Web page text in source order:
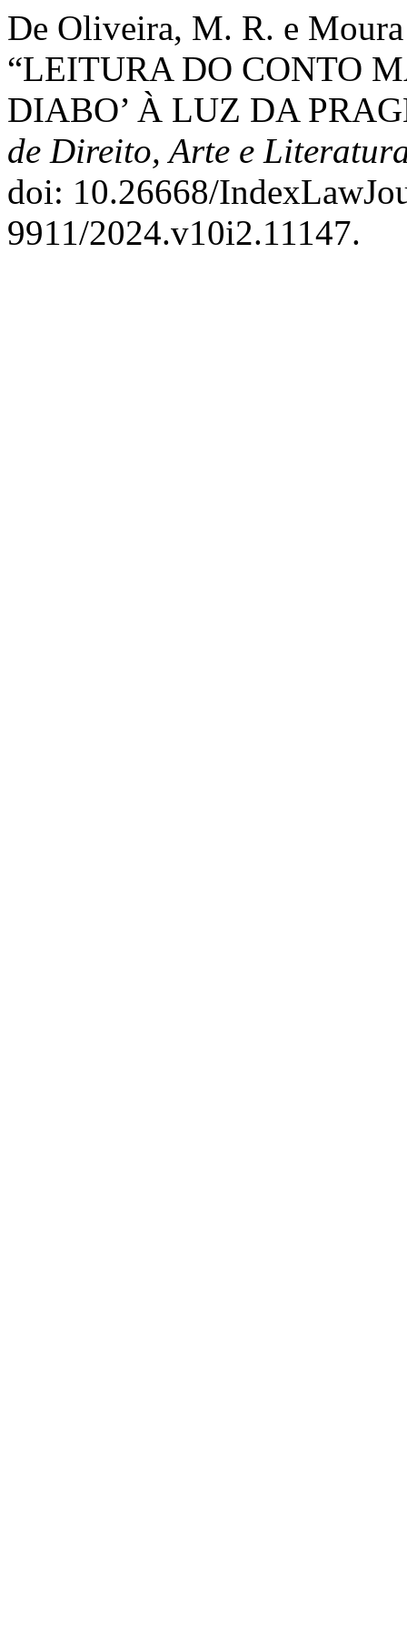
De Oliveira, M. R. e
“LEITURA DO CONTO
DIABO’ À LUZ DA
de Direito, Arte e
doi: 10.26668/
9911/2024.v10i2.11147.